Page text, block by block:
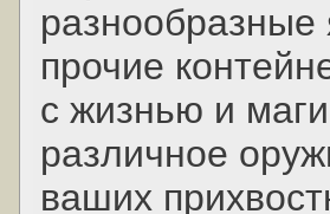
разнообразные
прочие
с жизнью и
различное
ваших